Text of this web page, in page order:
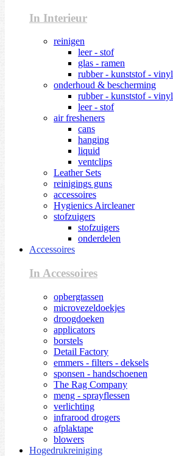
In Interieur
reinigen
leer - stof
glas - ramen
rubber - kunststof - vinyl
onderhoud & bescherming
rubber - kunststof - vinyl
leer - stof
air fresheners
cans
hanging
liquid
ventclips
Leather Sets
reinigings guns
accessoires
Hygienics Aircleaner
stofzuigers
stofzuigers
onderdelen
Accessoires
In Accessoires
opbergtassen
microvezeldoekjes
droogdoeken
applicators
borstels
Detail Factory
emmers - filters - deksels
sponsen - handschoenen
The Rag Company
meng - sprayflessen
verlichting
infrarood drogers
afplaktape
blowers
Hogedrukreiniging